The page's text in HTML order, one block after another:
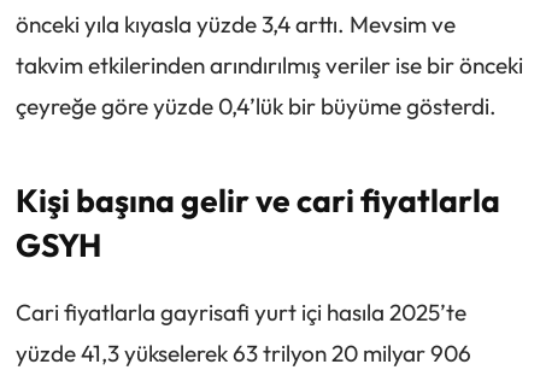
önceki yıla kıyasla yüzde 3,4 arttı. Mevsim ve
takvim etkilerinden arındırılmış veriler ise bir önceki
çeyreğe göre yüzde 0,4’lük bir büyüme gösterdi.
Kişi başına gelir ve cari fiyatlarla
GSYH
Cari fiyatlarla gayrisafi yurt içi hasıla 2025’te
yüzde 41,3 yükselerek 63 trilyon 20 milyar 906